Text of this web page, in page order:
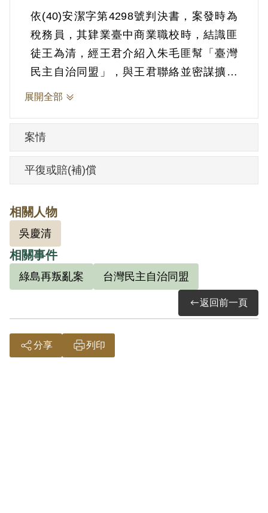
依(40)安潔字第4298號判決書，案發時為
稅務員，其肄業臺中商業職校時，結識匪
徒王為清，經王君介紹入朱毛匪幫「臺灣
民主自治同盟」，與王君聯絡並密謀擴展
組織。1951年5月2日被羈押。1951年經臺
1961年5月19日刑期結束，5月20日開釋。
其於1999年5月向補償基金會提出申請，
予以補償。補償理由為原判決認定其參加
叛亂組織，係以其供述經王為清介紹參加
匪「臺灣民主自治同盟」，與王君聯絡並
密謀擴展組織等情。惟其於審理中否認，
原判決未詳予查證，且原判決對該「臺灣
民主自治同盟」之組織性質與目的均未詳
予查證，此外判決所指《屠格涅夫處女
地》一書，亦無法證明與參加叛亂組織有
展開全部
案情
平復或賠(補)償
相關人物
吳慶清
相關事件
綠島再叛亂案 台灣民主自治同盟
返回前一頁
分享 列印